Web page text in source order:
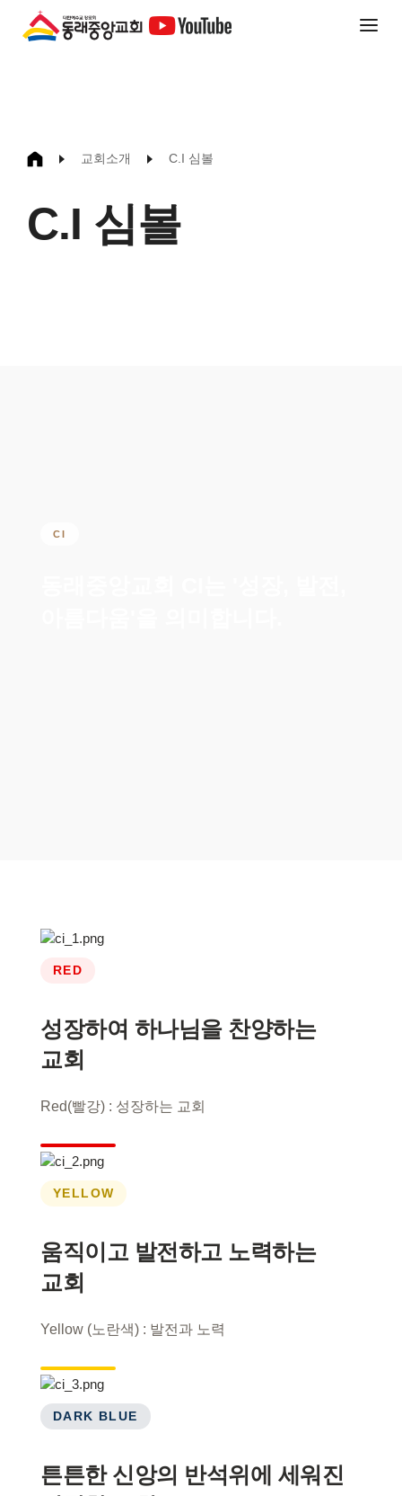
교회소개 C.I 심볼
C.I 심볼
CI
RED
성장하여 하나님을 찬양하는
교회
Red(빨강) : 성장하는 교회
YELLOW
움직이고 발전하고 노력하는
교회
Yellow (노란색) : 발전과 노력
DARK BLUE
튼튼한 신앙의 반석위에 세워진